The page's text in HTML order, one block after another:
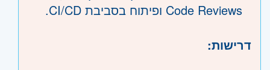
Code Reviews ופיתוח בסביבת CI/CD.
דרישות: